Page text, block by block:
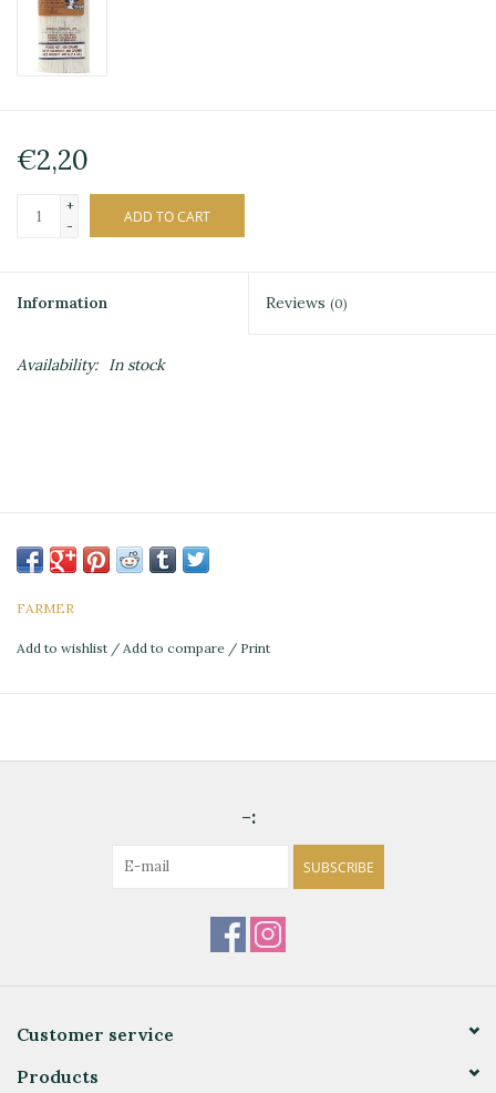
€2,20
+
-
ADD TO CART
Information Reviews (0)
Availability: In stock
FARMER
Add to wishlist / Add to compare / Print
-:
SUBSCRIBE
Customer service
Products